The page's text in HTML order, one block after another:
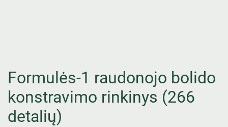
Formulės-1 raudonojo bolido
konstravimo rinkinys (266
detalių)